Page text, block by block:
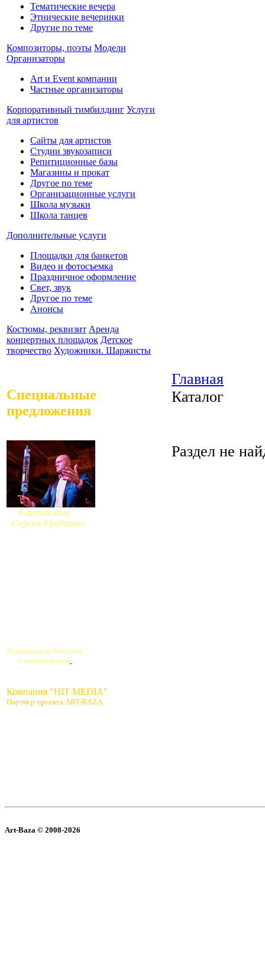
Тематические вечера
Этнические вечеринки
Другие по теме
Композиторы, поэты Модели
Организаторы
Art и Event компании
Частные организаторы
Корпоративный тимбилдинг Услуги
для артистов
Сайты для артистов
Студии звукозаписи
Репитиционные базы
Магазины и прокат
Другое по теме
Организационные услуги
Школа музыки
Школа танцев
Дополнительные услуги
Площадки для банкетов
Видео и фотосъемка
Праздничное оформление
Свет, звук
Другое по теме
Анонсы
Костюмы, реквизит Аренда
концертных площадок Детское
творчество Художники. Шаржисты
Специальные
предложения
Бармен-шоу
Сергея Грибкова
Пирамида из бокалов
с шампанским
Компания "HIT MEDIA"
Партнер проекта ART-BAZA
Главная
Каталог
Раздел не
Art-Baza © 2008-2026